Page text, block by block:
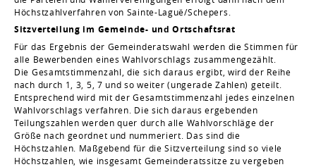
Höchstzahlverfahren von Sainte-Laguë/Schepers.
Sitzverteilung im Gemeinde- und Ortschaftsrat
Für das Ergebnis der Gemeinderatswahl werden die Stimmen für
alle Bewerbenden eines Wahlvorschlags zusammengezählt.
Die Gesamtstimmenzahl, die sich daraus ergibt, wird der Reihe
nach durch 1, 3, 5, 7 und so weiter (ungerade Zahlen) geteilt.
Entsprechend wird mit der Gesamtstimmenzahl jedes einzelnen
Wahlvorschlags verfahren. Die sich daraus ergebenden
Teilungszahlen werden quer durch alle Wahlvorschläge der
Größe nach geordnet und nummeriert. Das sind die
Höchstzahlen. Maßgebend für die Sitzverteilung sind so viele
Höchstzahlen, wie insgesamt Gemeinderatssitze zu vergeben